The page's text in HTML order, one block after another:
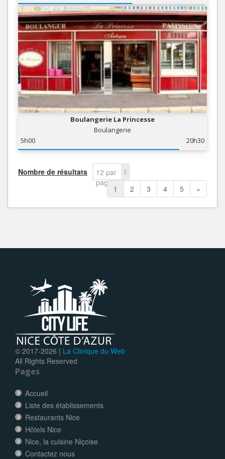
Boulangerie La Princesse
Boulangerie
5h00
20h30
Nombre de résultats
12 par
page
1 2 3 4 5 »
© 2017-2026 | La Clinique du Web
All Rights Reserved
Pages
Accueil
Liste des établissements
Restaurants Nice
Hôtels Nice
Nice, la cuisine Niçoise
Contactez nous